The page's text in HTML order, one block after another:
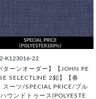
K123016-22
ターンオーダー】【JOHN PE
SELECTLINE 2釦】【春
スーツ/SPECIAL PRICE/ブル
ウンドトゥース(POLYESTE